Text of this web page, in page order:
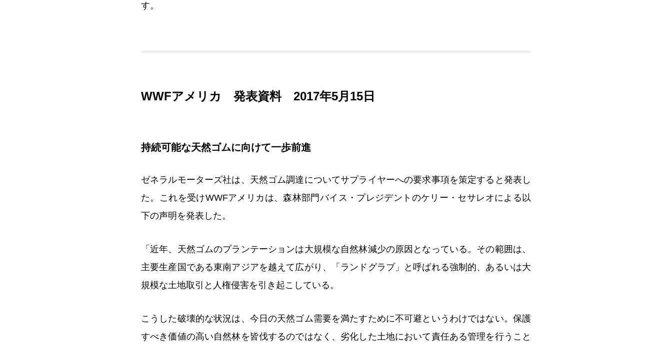
す。
WWFアメリカ 発表資料 2017年5月15日
持続可能な天然ゴムに向けて一歩前進
ゼネラルモーターズ社は、天然ゴム調達についてサプライヤーへの要求事項を策定すると発表し
た。これを受けWWFアメリカは、森林部門バイス・プレジデントのケリー・セサレオによる以
下の声明を発表した。
「近年、天然ゴムのプランテーションは大規模な自然林減少の原因となっている。その範囲は、
主要生産国である東南アジアを越えて広がり、「ランドグラブ」と呼ばれる強制的、あるいは大
規模な土地取引と人権侵害を引き起こしている。
こうした破壊的な状況は、今日の天然ゴム需要を満たすために不可避というわけではない。保護
すべき価値の高い自然林を皆伐するのではなく、劣化した土地において責任ある管理を行うこと